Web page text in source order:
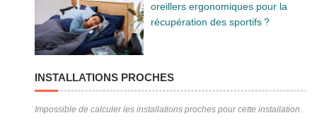
oreillers ergonomiques pour la
récupération des sportifs ?
INSTALLATIONS PROCHES
Impossible de calculer les installations proches pour cette installation.